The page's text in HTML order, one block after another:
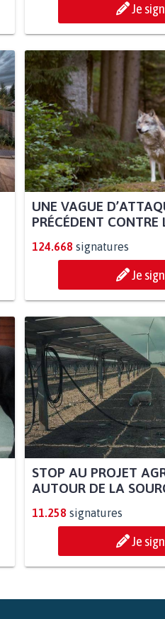
Je
UNE VAGUE
PRÉCÉDENT CONTRE
124.668 signatures
Je
STOP AU PROJET
AUTOUR DE LA
11.258 signatures
Je